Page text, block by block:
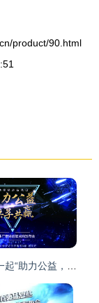
product/90.html